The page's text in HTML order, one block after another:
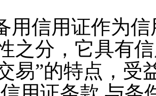
信用证作为信
之分，它具有
易”的特点，受